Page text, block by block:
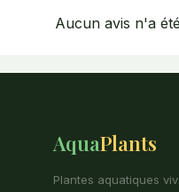
Aucun avis n'a
AquaPlants
Plantes aquatiques